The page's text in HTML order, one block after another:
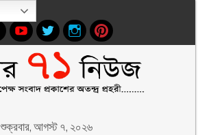
শুক্রবার, আগস্ট ৭, ২০২৬